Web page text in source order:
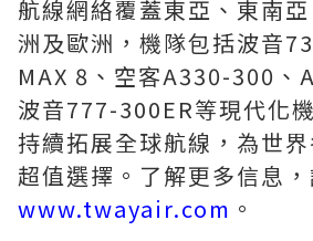
航線網絡覆蓋東亞、東南
洲及歐洲，機隊包括波音
MAX 8、空客A330-300、
波音777-300ER等現代化
持續拓展全球航線，為世
超值選擇。了解更多信息
www.twayair.com 。